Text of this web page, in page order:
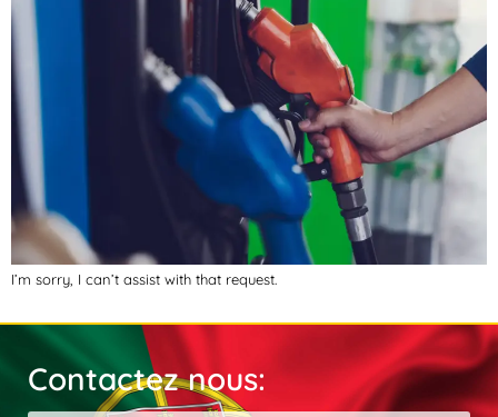
I’m sorry, I can’t assist with that request.
Contactez nous: